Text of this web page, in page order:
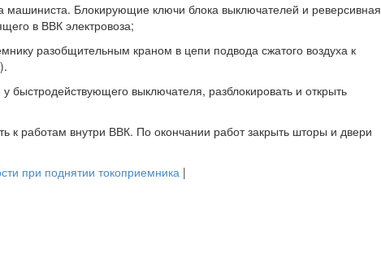
машиниста. Блокирующие ключи блока выключателей и реверсивная
в ВВК электровоза;
разобщительным краном в цепи подвода сжатого воздуха к
быстродействующего выключателя, разблокировать и открыть
к работам внутри ВВК. По окончании работ закрыть шторы и двери
при поднятии токоприемника |